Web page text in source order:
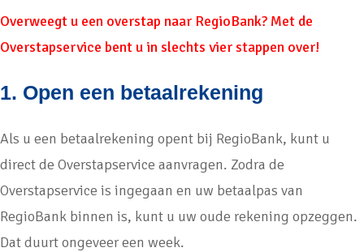
Overweegt u een overstap naar RegioBank? Met de
Overstapservice bent u in slechts vier stappen over!
1. Open een betaalrekening
Als u een betaalrekening opent bij RegioBank, kunt u
direct de Overstapservice aanvragen. Zodra de
Overstapservice is ingegaan en uw betaalpas van
RegioBank binnen is, kunt u uw oude rekening opzeggen.
Dat duurt ongeveer een week.